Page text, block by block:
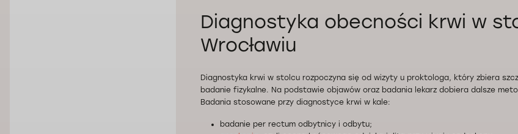
Diagnostyka obecności krwi w
Wrocławiu
Diagnostyka krwi w stolcu rozpoczyna się od wizyty u proktologa, który zbiera
badanie fizykalne. Na podstawie objawów oraz badania lekarz dobiera dalsze
Badania stosowane przy diagnostyce krwi w kale:
badanie per rectum odbytnicy i odbytu;